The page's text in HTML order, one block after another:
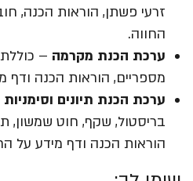
זרעי פשתן, הוראות הכנה,
החווה.
ערכת הכנת מקרמה –
מספריים, הוראות הכנה ודף
ערכת הכנת תיונים
בריסטול, שקף, חוט שמשון,
הוראות הכנה ודף מידע על